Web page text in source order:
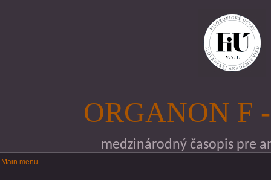
ORGANON F
medzinárodný časopis pre
Main menu
Main menu